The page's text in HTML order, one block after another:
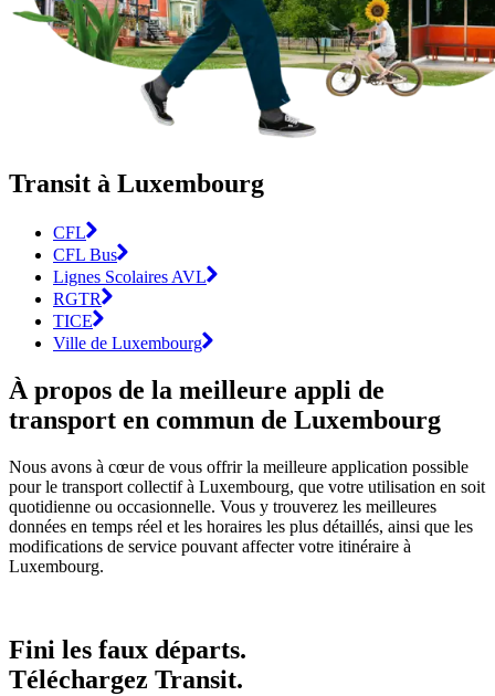
Transit à Luxembourg
CFL
CFL Bus
Lignes Scolaires AVL
RGTR
TICE
Ville de Luxembourg
À propos de la meilleure appli de
transport en commun de Luxembourg
Nous avons à cœur de vous offrir la meilleure application possible
pour le transport collectif à Luxembourg, que votre utilisation en soit
quotidienne ou occasionnelle. Vous y trouverez les meilleures
données en temps réel et les horaires les plus détaillés, ainsi que les
modifications de service pouvant affecter votre itinéraire à
Luxembourg.
Fini les faux départs.
Téléchargez Transit.